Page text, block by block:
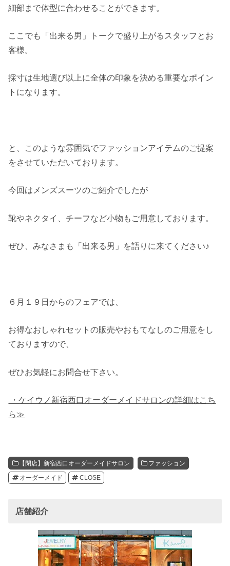
細部まで体型に合わせることができます。
ここでも「出来る男」トークで盛り上がるスタッフとお
客様。
採寸は生地選び以上に全体の印象を決める重要なポイン
トになります。
と、このような雰囲気でファッションアイテムのご提案
をさせていただいております。
今回はメンズスーツのご紹介でしたが
靴やネクタイ、チーフなど小物もご用意しております。
ぜひ、みなさまも「出来る男」を語りに来てください♪
６月１９日からのフェアでは、
お得なおしゃれセットの販売やおもてなしのご用意をし
ておりますので、
ぜひお気軽にお問合せ下さい。
・ケイウノ新宿西口オーダーメイドサロンの詳細はこち
ら≫
【閉店】新宿西口オーダーメイドサロン ファッション
オーダーメイド CLOSE
店舗紹介